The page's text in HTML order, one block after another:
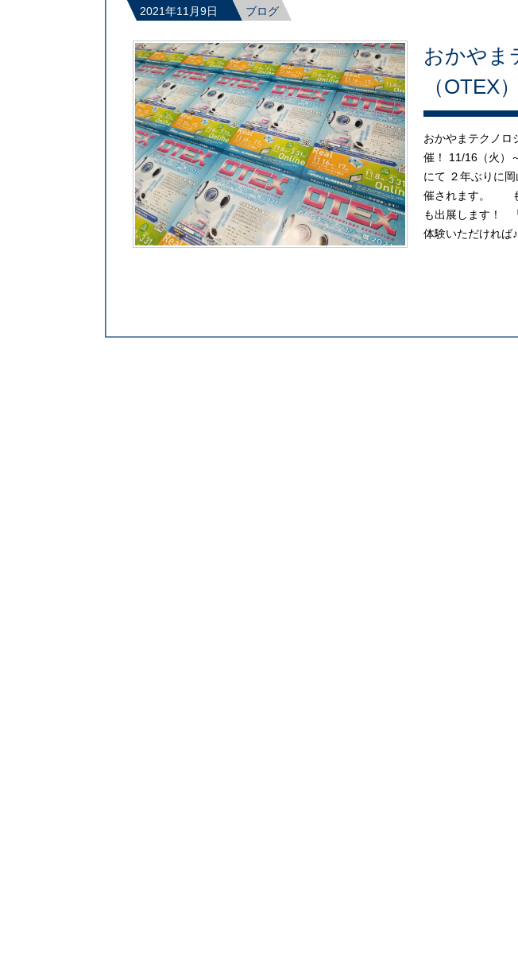
2021年11月9日 ブログ
おかやま
（OTEX
おかやまテクノ
催！ 11/16（火）
にて ２年ぶりに
催されます。 も
も出展します！
体験いただければ